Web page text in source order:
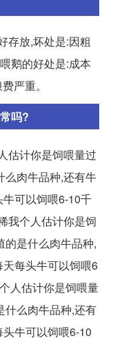
存放,坏处是:因粗
鹅的好处是:成本
严重。
吗?
估计你是饲喂量过
么肉牛品种,还有牛
可以饲喂6-10千
我个人估计你是饲
的是什么肉牛品种,
每头牛可以饲喂6
人估计你是饲喂量
什么肉牛品种,还有
牛可以饲喂6-10